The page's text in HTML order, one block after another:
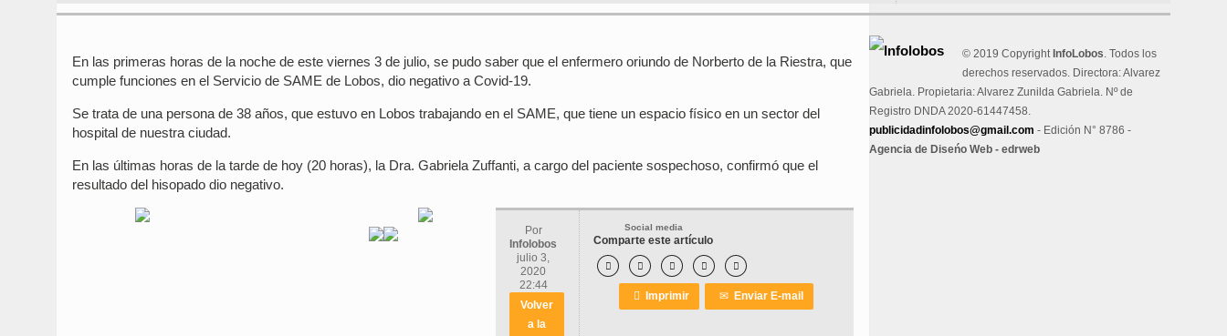
En las primeras horas de la noche de este viernes 3 de julio, se pudo saber que el enfermero oriundo de Norberto de la Riestra, que
cumple funciones en el Servicio de SAME de Lobos, dio negativo a Covid-19.
Se trata de una persona de 38 años, que estuvo en Lobos trabajando en el SAME, que tiene un espacio físico en un sector del
hospital de nuestra ciudad.
En las últimas horas de la tarde de hoy (20 horas), la Dra. Gabriela Zuffanti, a cargo del paciente sospechoso, confirmó que el
resultado del hisopado dio negativo.
Social media
Comparte este artículo
    
 Imprimir ✉Enviar E-mail
Por
Infolobos
julio 3,
2020
22:44
Volver
a la
© 2019 Copyright InfoLobos. Todos los
derechos reservados. Directora: Alvarez
Gabriela. Propietaria: Alvarez Zunilda Gabriela. Nº de
Registro DNDA 2020-61447458.
publicidadinfolobos@gmail.com - Edición N° 8786 -
Agencia de Diseńo Web - edrweb